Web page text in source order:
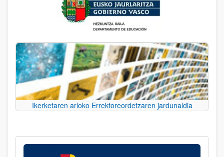
Ikerketaren arloko Errektoreordetzaren jardunaldia